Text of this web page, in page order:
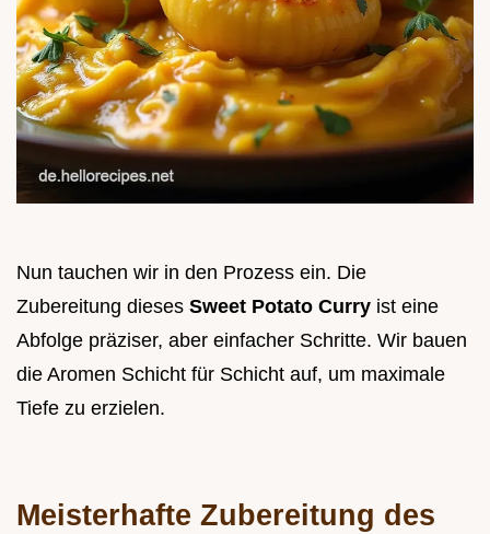
Nun tauchen wir in den Prozess ein. Die
Zubereitung dieses Sweet Potato Curry ist eine
Abfolge präziser, aber einfacher Schritte. Wir bauen
die Aromen Schicht für Schicht auf, um maximale
Tiefe zu erzielen.
Meisterhafte Zubereitung des